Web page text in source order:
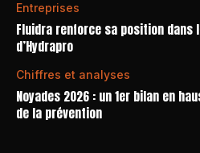
Entreprises
Fluidra renforce sa position dans
d’Hydrapro
Chiffres et analyses
Noyades 2026 : un 1er bilan en
de la prévention